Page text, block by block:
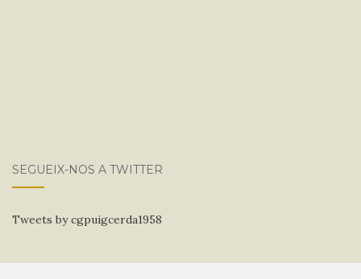
SEGUEIX-NOS A TWITTER
Tweets by cgpuigcerda1958